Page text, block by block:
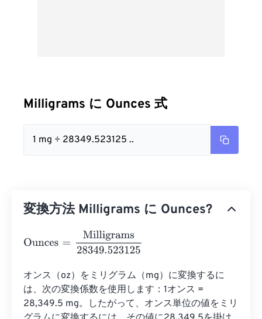
Milligrams に Ounces 式
1 mg ÷ 28349.523125 ..
変換方法 Milligrams に Ounces?
Ounces Milligrams28349.523125
オンス（oz）をミリグラム（mg）に変換するに
は、次の変換係数を使用します：1オンス =
28,349.5 mg。したがって、オンス単位の値をミリ